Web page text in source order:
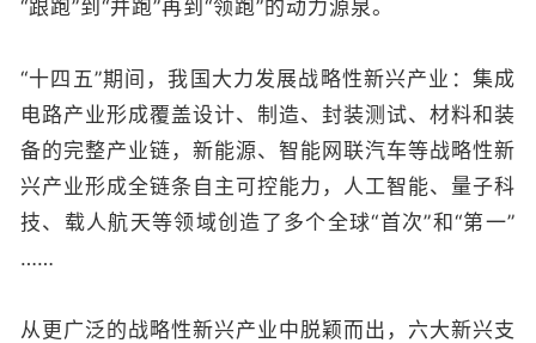
“跟跑”到“并跑”再到“领跑”的动力源泉。
“十四五”期间，我国大力发展战略性新兴产业：集成
电路产业形成覆盖设计、制造、封装测试、材料和装
备的完整产业链，新能源、智能网联汽车等战略性新
兴产业形成全链条自主可控能力，人工智能、量子科
技、载人航天等领域创造了多个全球“首次”和“第一”
……
从更广泛的战略性新兴产业中脱颖而出，六大新兴支